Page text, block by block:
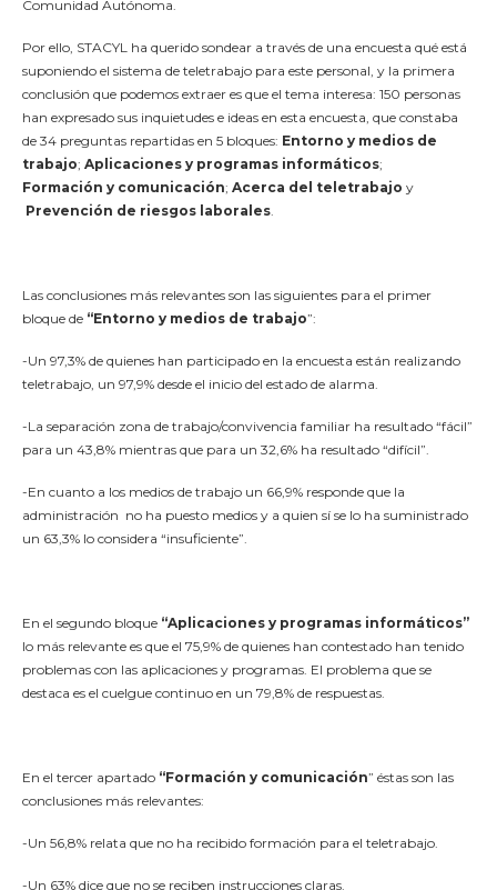
Comunidad Autónoma.
Por ello, STACYL ha querido sondear a través de una encuesta qué está
suponiendo el sistema de teletrabajo para este personal, y la primera
conclusión que podemos extraer es que el tema interesa: 150 personas
han expresado sus inquietudes e ideas en esta encuesta, que constaba
de 34 preguntas repartidas en 5 bloques: Entorno y medios de
trabajo; Aplicaciones y programas informáticos;
Formación y comunicación; Acerca del teletrabajo y
Prevención de riesgos laborales.
Las conclusiones más relevantes son las siguientes para el primer
bloque de “Entorno y medios de trabajo”:
-Un 97,3% de quienes han participado en la encuesta están realizando
teletrabajo, un 97,9% desde el inicio del estado de alarma.
-La separación zona de trabajo/convivencia familiar ha resultado “fácil”
para un 43,8% mientras que para un 32,6% ha resultado “difícil”.
-En cuanto a los medios de trabajo un 66,9% responde que la
administración no ha puesto medios y a quien sí se lo ha suministrado
un 63,3% lo considera “insuficiente”.
En el segundo bloque “Aplicaciones y programas informáticos”
lo más relevante es que el 75,9% de quienes han contestado han tenido
problemas con las aplicaciones y programas. El problema que se
destaca es el cuelgue continuo en un 79,8% de respuestas.
En el tercer apartado “Formación y comunicación” éstas son las
conclusiones más relevantes:
-Un 56,8% relata que no ha recibido formación para el teletrabajo.
-Un 63% dice que no se reciben instrucciones claras.